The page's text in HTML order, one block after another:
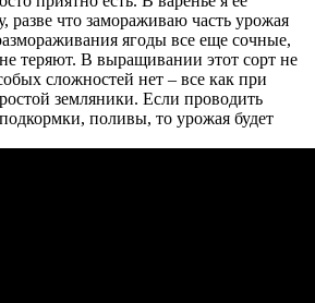
разве что замораживаю часть урожая
ягоды все еще сочные,
теряют. В выращивании этот сорт не
сложностей нет – все как при
земляники. Если проводить
поливы, то урожая будет